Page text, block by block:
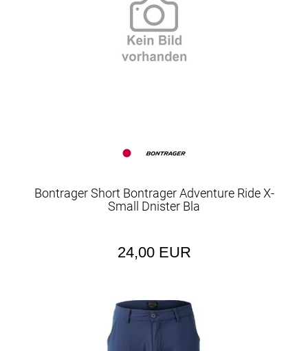
Bontrager Short Bontrager Adventure Ride X-
Small Dnister Bla
24,00 EUR